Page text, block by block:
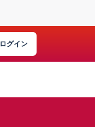
ログイン